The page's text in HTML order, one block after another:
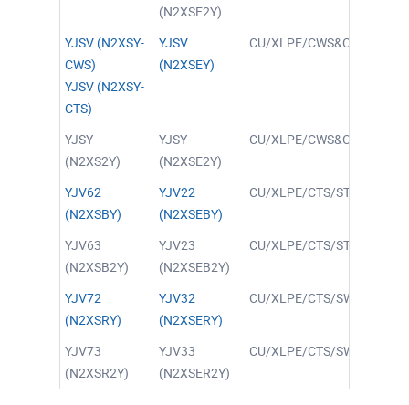
(N2XSE2Y)
YJSV (N2XSY-
CWS)
YJSV (N2XSY-
CTS)
YJSV
(N2XSEY)
CU/XLPE/CWS&CTS/PVC
YJSY
(N2XS2Y)
YJSY
(N2XSE2Y)
CU/XLPE/CWS&CTS/PE
YJV62
(N2XSBY)
YJV22
(N2XSEBY)
CU/XLPE/CTS/STA/PVC
YJV63
(N2XSB2Y)
YJV23
(N2XSEB2Y)
CU/XLPE/CTS/STA/PE
YJV72
(N2XSRY)
YJV32
(N2XSERY)
CU/XLPE/CTS/SWA/PVC
YJV73
(N2XSR2Y)
YJV33
(N2XSER2Y)
CU/XLPE/CTS/SWA/PE